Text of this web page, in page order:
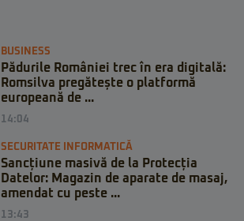
BUSINESS
Pădurile României trec în era digitală:
Romsilva pregătește o platformă
europeană de ...
14:04
SECURITATE INFORMATICĂ
Sancțiune masivă de la Protecția
Datelor: Magazin de aparate de masaj,
amendat cu peste ...
13:43